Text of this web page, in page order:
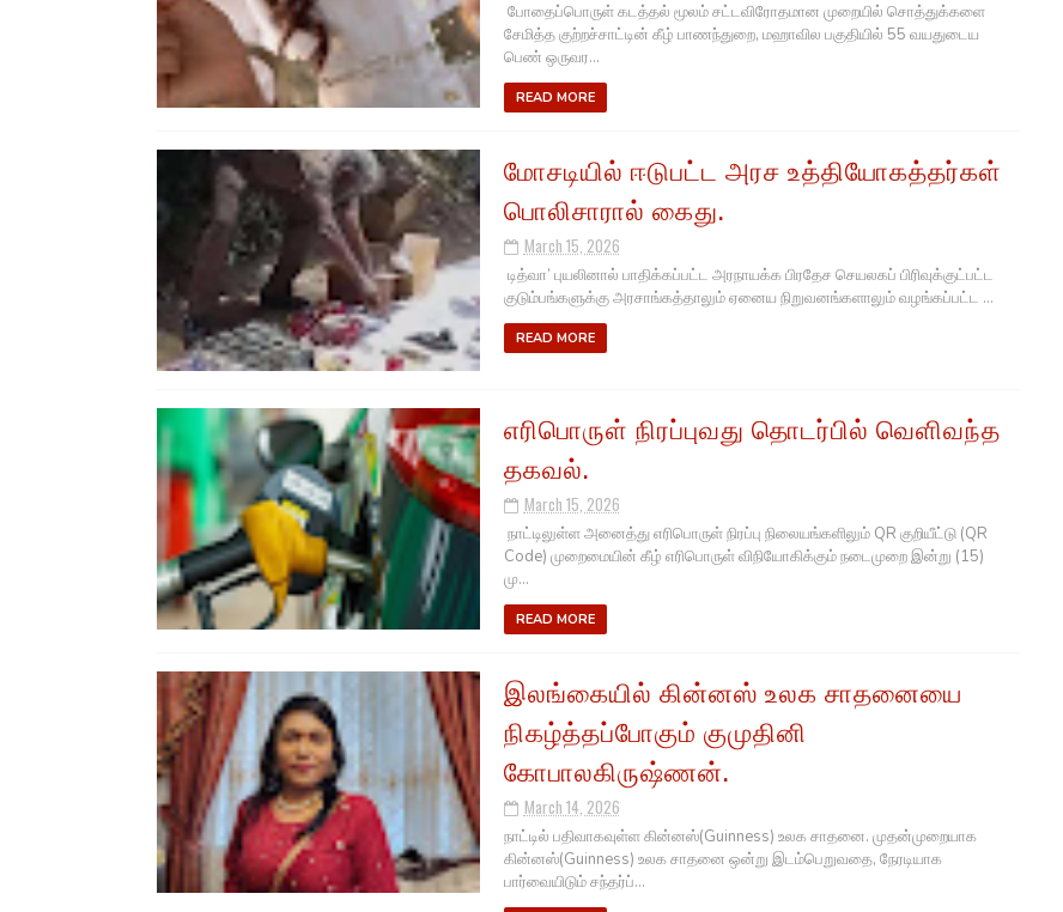
போதைப்பொருள் கடத்தல் மூலம் சட்டவிரோதமான முறையில் சொத்துக்களை
சேமித்த குற்றச்சாட்டின் கீழ் பாணந்துறை, மஹாவில பகுதியில் 55 வயதுடைய
பெண் ஒருவர...
READ MORE
மோசடியில் ஈடுபட்ட அரச உத்தியோகத்தர்கள்
பொலிசாரால் கைது.
March 15, 2026
டித்வா’ புயலினால் பாதிக்கப்பட்ட அரநாயக்க பிரதேச செயலகப் பிரிவுக்குட்பட்ட
குடும்பங்களுக்கு அரசாங்கத்தாலும் ஏனைய நிறுவனங்களாலும் வழங்கப்பட்ட ...
READ MORE
எரிபொருள் நிரப்புவது தொடர்பில் வெளிவந்த
தகவல்.
March 15, 2026
நாட்டிலுள்ள அனைத்து எரிபொருள் நிரப்பு நிலையங்களிலும் QR குறியீட்டு (QR
Code) முறைமையின் கீழ் எரிபொருள் விநியோகிக்கும் நடைமுறை இன்று (15)
மு...
READ MORE
இலங்கையில் கின்னஸ் உலக சாதனையை
நிகழ்த்தப்போகும் குமுதினி
கோபாலகிருஷ்ணன்.
March 14, 2026
நாட்டில் பதிவாகவுள்ள கின்னஸ்(Guinness) உலக சாதனை. முதன்முறையாக
கின்னஸ்(Guinness) உலக சாதனை ஒன்று இடம்பெறுவதை, நேரடியாக
பார்வையிடும் சந்தர்ப்...